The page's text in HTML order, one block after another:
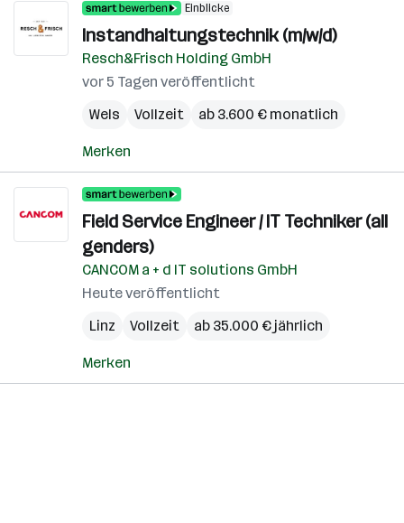
Einblicke
Instandhaltungstechnik (m/w/d)
Resch&Frisch Holding GmbH
vor 5 Tagen veröffentlicht
Wels
Vollzeit ab 3.600 € monatlich
Merken
Field Service Engineer / IT Techniker (all
genders)
CANCOM a + d IT solutions GmbH
Heute veröffentlicht
Linz
Vollzeit ab 35.000 € jährlich
Merken